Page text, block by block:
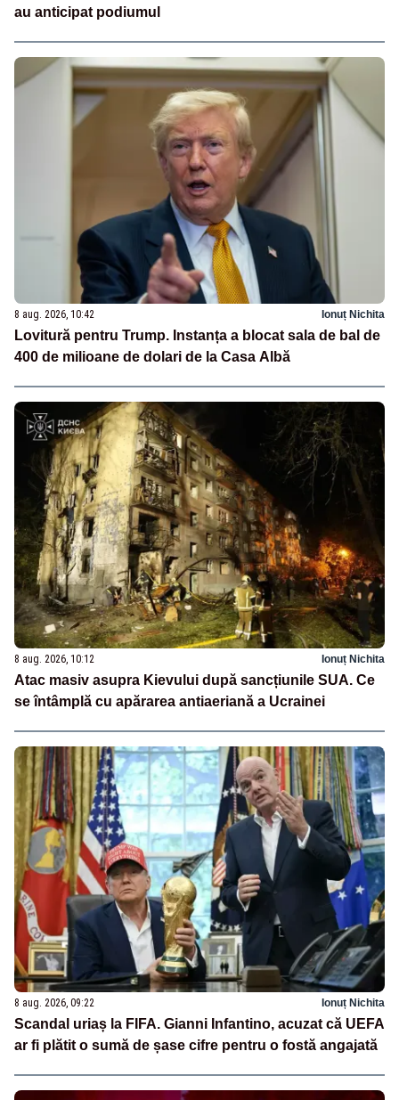
au anticipat podiumul
8 aug. 2026, 10:42 Ionuț Nichita
Lovitură pentru Trump. Instanța a blocat sala de bal de
400 de milioane de dolari de la Casa Albă
8 aug. 2026, 10:12 Ionuț Nichita
Atac masiv asupra Kievului după sancțiunile SUA. Ce
se întâmplă cu apărarea antiaeriană a Ucrainei
8 aug. 2026, 09:22 Ionuț Nichita
Scandal uriaș la FIFA. Gianni Infantino, acuzat că UEFA
ar fi plătit o sumă de șase cifre pentru o fostă angajată